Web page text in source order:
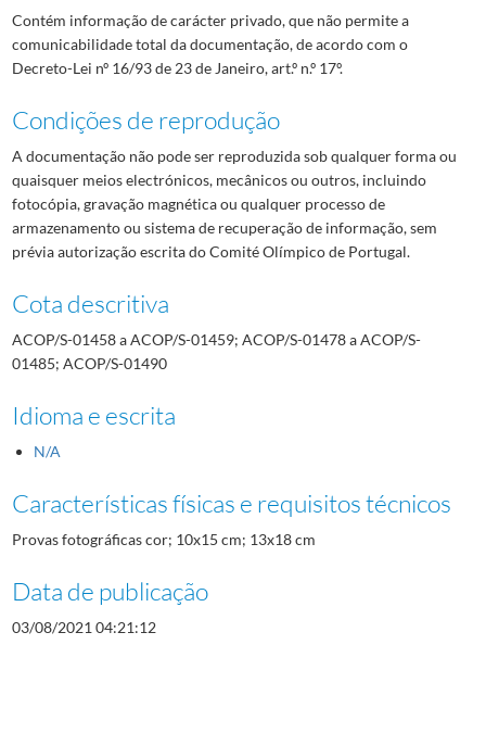
Contém informação de carácter privado, que não permite a
comunicabilidade total da documentação, de acordo com o
Decreto-Lei nº 16/93 de 23 de Janeiro, art.º n.º 17º.
Condições de reprodução
A documentação não pode ser reproduzida sob qualquer forma ou
quaisquer meios electrónicos, mecânicos ou outros, incluindo
fotocópia, gravação magnética ou qualquer processo de
armazenamento ou sistema de recuperação de informação, sem
prévia autorização escrita do Comité Olímpico de Portugal.
Cota descritiva
ACOP/S-01458 a ACOP/S-01459; ACOP/S-01478 a ACOP/S-
01485; ACOP/S-01490
Idioma e escrita
N/A
Características físicas e requisitos técnicos
Provas fotográficas cor; 10x15 cm; 13x18 cm
Data de publicação
03/08/2021 04:21:12